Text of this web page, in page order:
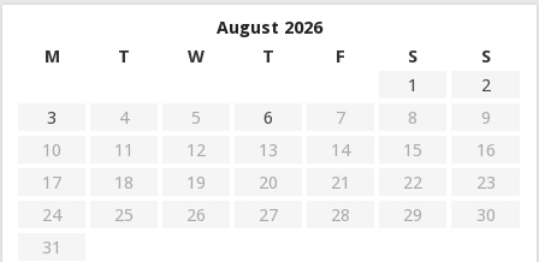
August 2026
M
T W T F S
S
1
2
3
4 5 6 7 8
9
10
11 12 13 14 15
16
17
18 19 20 21 22
23
24
25 26 27 28 29
30
31